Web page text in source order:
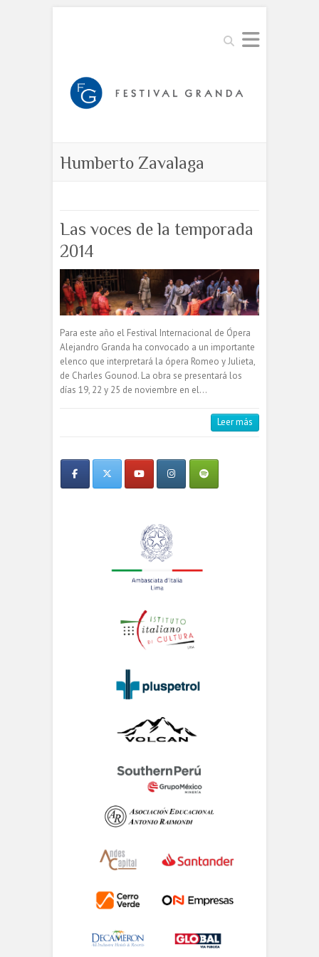
Buscar
Humberto Zavalaga
Las voces de la temporada
2014
Para este año el Festival Internacional de Ópera
Alejandro Granda ha convocado a un importante
elenco que interpretará la ópera Romeo y Julieta,
de Charles Gounod. La obra se presentará los
días 19, 22 y 25 de noviembre en el…
Leer más